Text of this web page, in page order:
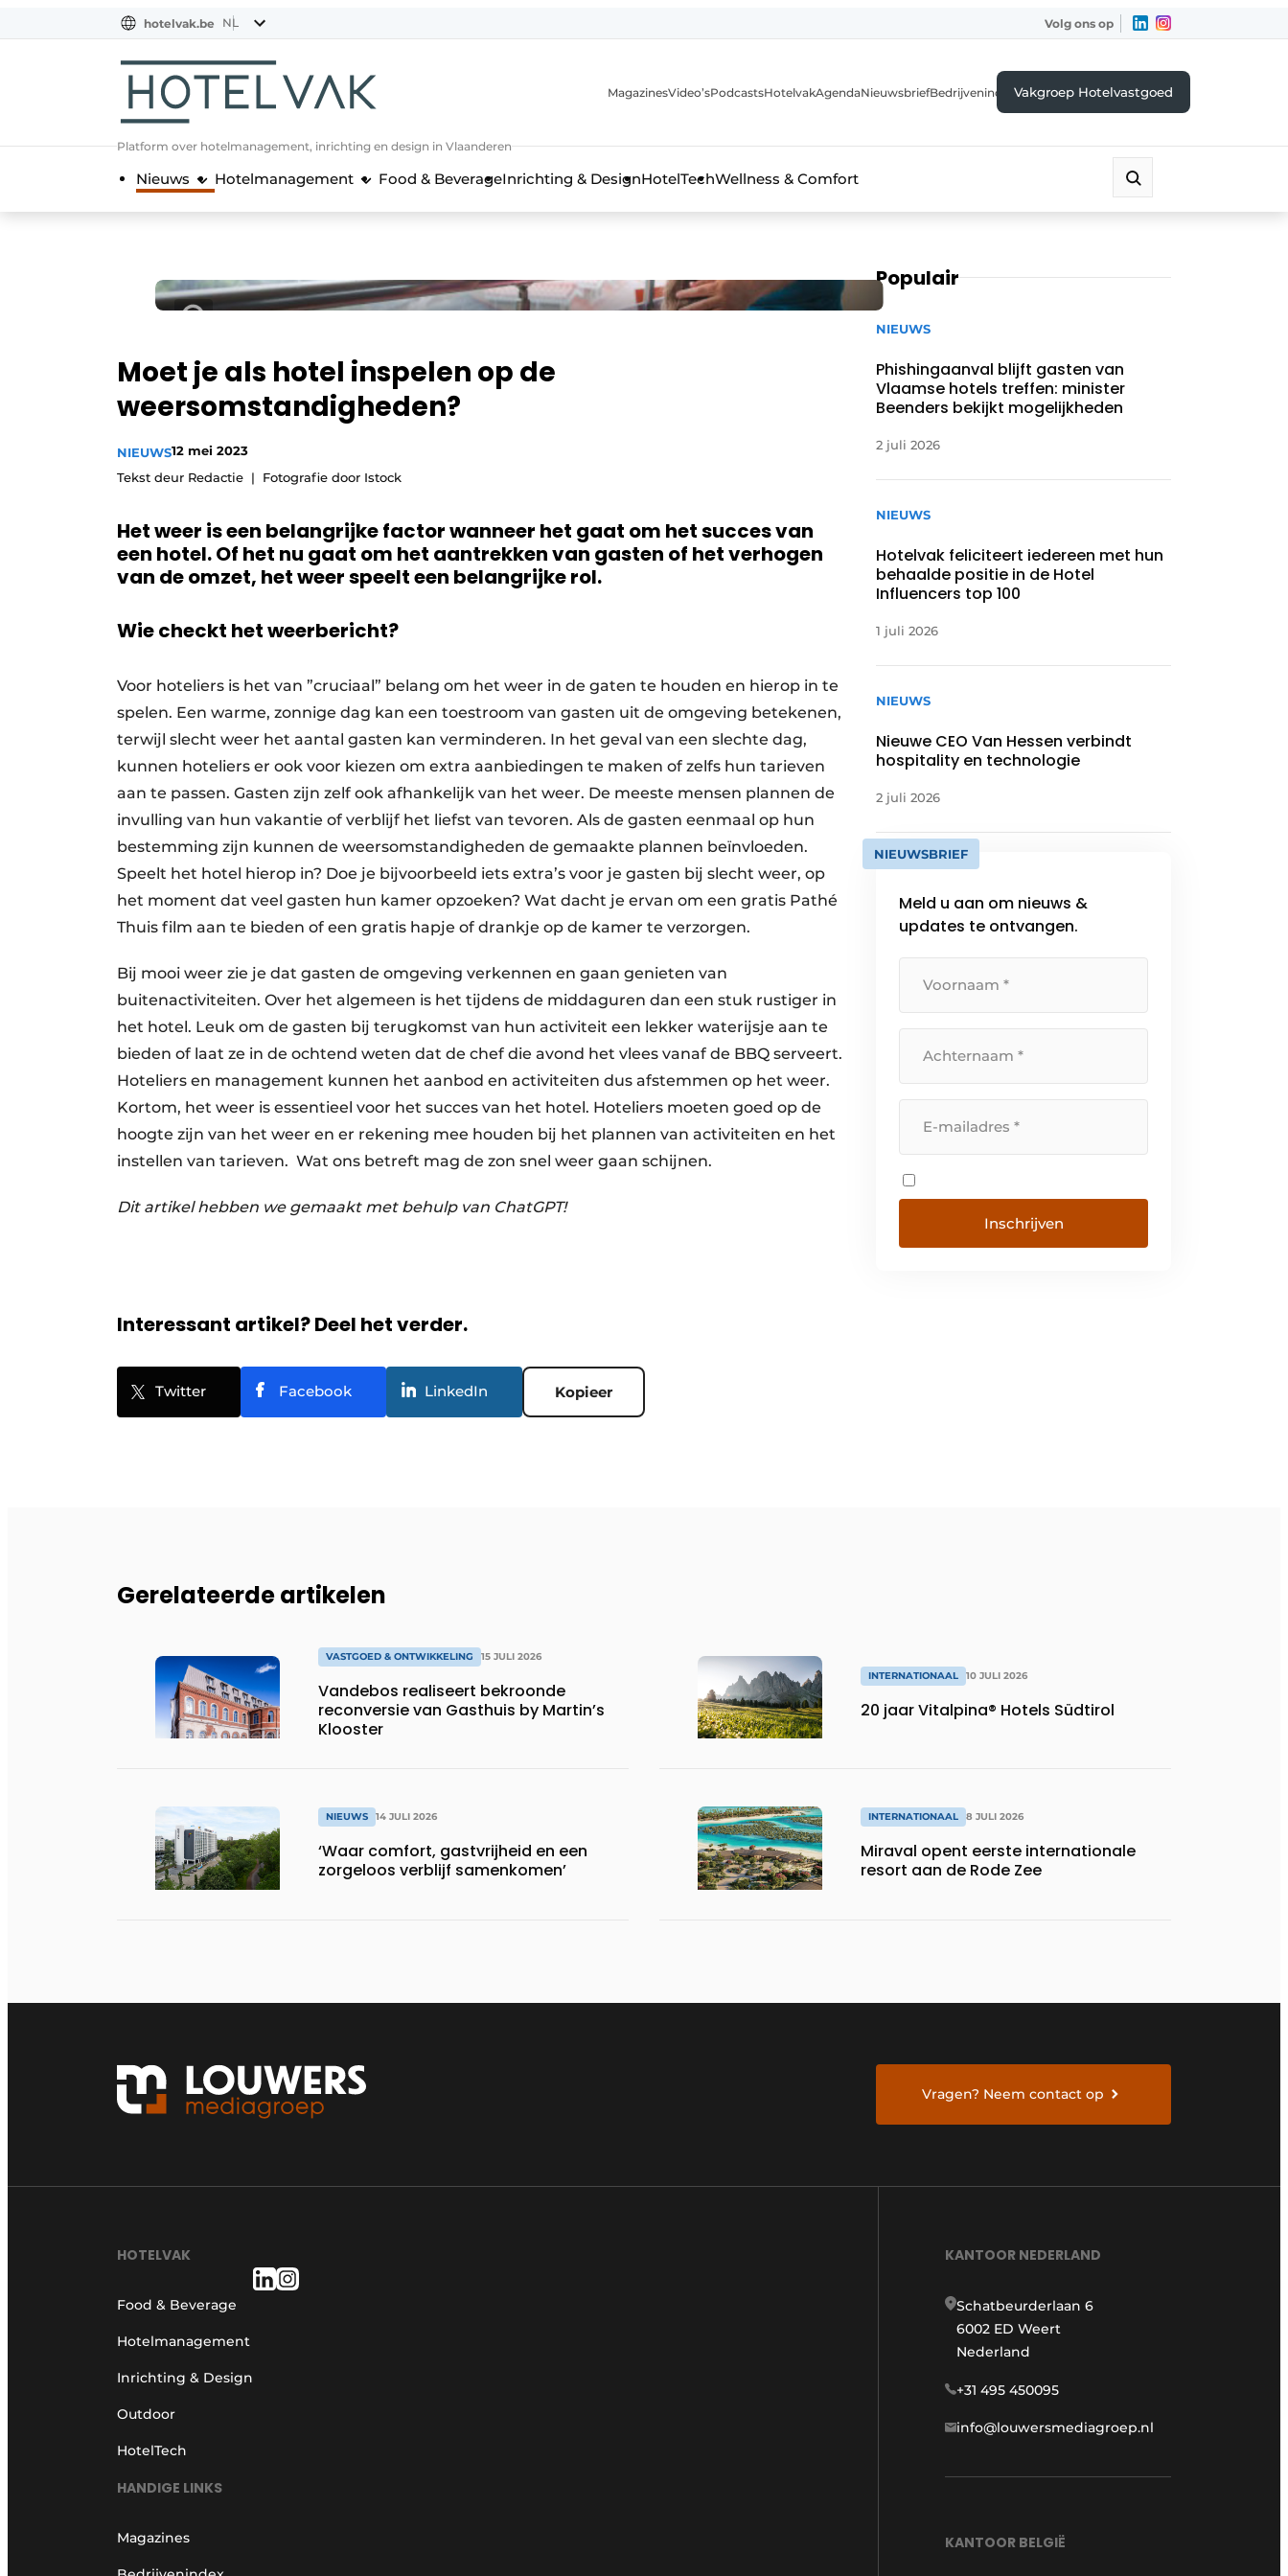
NL
EN
FR
hotelvak.be NL Volg ons op
Platform over hotelmanagement, inrichting en design in Vlaanderen
MagazinesVideo’sPodcastsHotelvakAgendaNieuwsbriefBedrijvenindexVakgroep Hotelvastgoed
Nieuws Hotelmanagement Food & BeverageInrichting & DesignHotelTechWellness & Comfort
Moet je als hotel inspelen op de
weersomstandigheden?
NIEUWS12 mei 2023
Tekst deur Redactie
Fotografie door Istock
Het weer is een belangrijke factor wanneer het gaat om het succes van
een hotel. Of het nu gaat om het aantrekken van gasten of het verhogen
van de omzet, het weer speelt een belangrijke rol.
Wie checkt het weerbericht?
Voor hoteliers is het van ”cruciaal” belang om het weer in de gaten te houden en hierop in te
spelen. Een warme, zonnige dag kan een toestroom van gasten uit de omgeving betekenen,
terwijl slecht weer het aantal gasten kan verminderen. In het geval van een slechte dag,
kunnen hoteliers er ook voor kiezen om extra aanbiedingen te maken of zelfs hun tarieven
aan te passen. Gasten zijn zelf ook afhankelijk van het weer. De meeste mensen plannen de
invulling van hun vakantie of verblijf het liefst van tevoren. Als de gasten eenmaal op hun
bestemming zijn kunnen de weersomstandigheden de gemaakte plannen beïnvloeden.
Speelt het hotel hierop in? Doe je bijvoorbeeld iets extra’s voor je gasten bij slecht weer, op
het moment dat veel gasten hun kamer opzoeken? Wat dacht je ervan om een gratis Pathé
Thuis film aan te bieden of een gratis hapje of drankje op de kamer te verzorgen.
Bij mooi weer zie je dat gasten de omgeving verkennen en gaan genieten van
buitenactiviteiten. Over het algemeen is het tijdens de middaguren dan een stuk rustiger in
het hotel. Leuk om de gasten bij terugkomst van hun activiteit een lekker waterijsje aan te
bieden of laat ze in de ochtend weten dat de chef die avond het vlees vanaf de BBQ serveert.
Hoteliers en management kunnen het aanbod en activiteiten dus afstemmen op het weer.
Kortom, het weer is essentieel voor het succes van het hotel. Hoteliers moeten goed op de
hoogte zijn van het weer en er rekening mee houden bij het plannen van activiteiten en het
instellen van tarieven. Wat ons betreft mag de zon snel weer gaan schijnen.
Dit artikel hebben we gemaakt met behulp van ChatGPT!
Interessant artikel? Deel het verder.
Twitter Facebook LinkedIn Kopieer
Populair
NIEUWS
Phishingaanval blijft gasten van
Vlaamse hotels treffen: minister
Beenders bekijkt mogelijkheden
2 juli 2026
NIEUWS
Hotelvak feliciteert iedereen met hun
behaalde positie in de Hotel
Influencers top 100
1 juli 2026
NIEUWS
Nieuwe CEO Van Hessen verbindt
hospitality en technologie
2 juli 2026
NIEUWSBRIEF
Meld u aan om nieuws &
updates te ontvangen.
Gerelateerde artikelen
VASTGOED & ONTWIKKELING 15 JULI 2026
Vandebos realiseert bekroonde
reconversie van Gasthuis by Martin’s
Klooster
NIEUWS 14 JULI 2026
‘Waar comfort, gastvrijheid en een
zorgeloos verblijf samenkomen’
INTERNATIONAAL 10 JULI 2026
20 jaar Vitalpina® Hotels Südtirol
INTERNATIONAAL 8 JULI 2026
Miraval opent eerste internationale
resort aan de Rode Zee
Vragen? Neem contact op
HOTELVAK
Food & Beverage
Hotelmanagement
Inrichting & Design
Outdoor
HotelTech
HANDIGE LINKS
Magazines
KANTOOR NEDERLAND
Schatbeurderlaan 6
6002 ED Weert
Nederland
+31 495 450095
info@louwersmediagroep.nl
KANTOOR BELGIË